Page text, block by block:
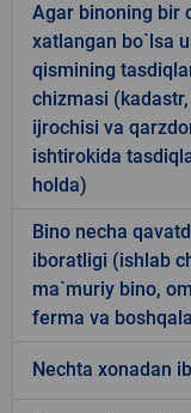
Agar binoning bir
xatlangan bo`lsa
qismining
chizmasi
ijrochisi va
ishtirokida
holda)
Bino necha
iboratligi (ishlab
ma`muriy bino,
ferma va
Nechta xonadan